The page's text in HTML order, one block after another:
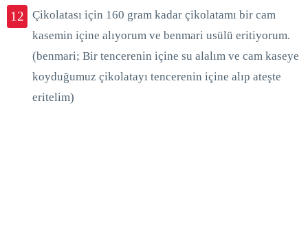
12
Çikolatası için 160 gram kadar çikolatamı bir cam
kasemin içine alıyorum ve benmari usülü eritiyorum.
(benmari; Bir tencerenin içine su alalım ve cam kaseye
koyduğumuz çikolatayı tencerenin içine alıp ateşte
eritelim)